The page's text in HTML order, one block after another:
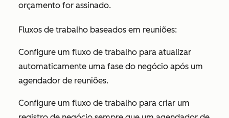
orçamento for assinado.
Fluxos de trabalho baseados em reuniões:
Configure um fluxo de trabalho para atualizar
automaticamente uma fase do negócio após um
agendador de reuniões.
Configure um fluxo de trabalho para criar um